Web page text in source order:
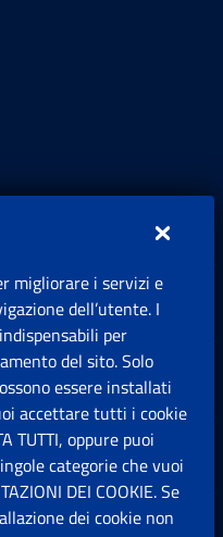
migliorare i servizi e
dell’utente. I
per
del sito. Solo
essere installati
accettare tutti i cookie
TUTTI, oppure puoi
categorie che vuoi
DEI COOKIE. Se
dei cookie non